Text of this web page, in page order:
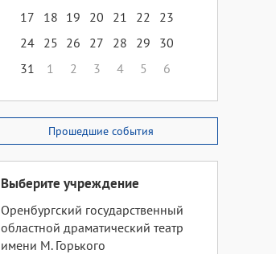
17
18 19 20 21 22
23
24 25 26 27 28 29
30
31
1 2 3 4 5 6
Прошедшие события
Выберите учреждение
Оренбургский государственный
областной драматический театр
имени М. Горького